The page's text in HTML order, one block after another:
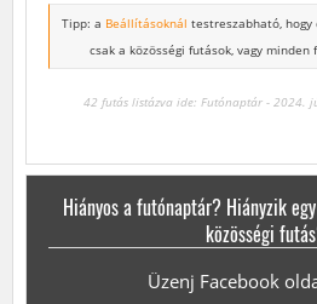
Tipp: a Beállításoknál testreszabható, hogy
csak a közösségi futások, vagy
42 futás listázva ide: Futónaptár - 2024.
Hiányos a futónaptár? Hiányzik
közösségi
Üzenj Facebook